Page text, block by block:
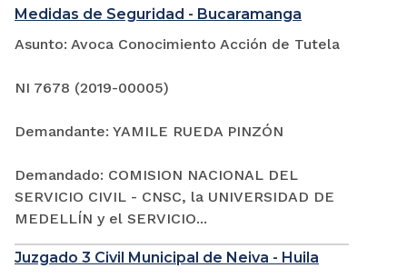
Medidas de Seguridad - Bucaramanga
Asunto: Avoca Conocimiento Acción de Tutela
NI 7678 (2019-00005)
Demandante: YAMILE RUEDA PINZÓN
Demandado: COMISION NACIONAL DEL
SERVICIO CIVIL - CNSC, la UNIVERSIDAD DE
MEDELLÍN y el SERVICIO...
Juzgado 3 Civil Municipal de Neiva - Huila